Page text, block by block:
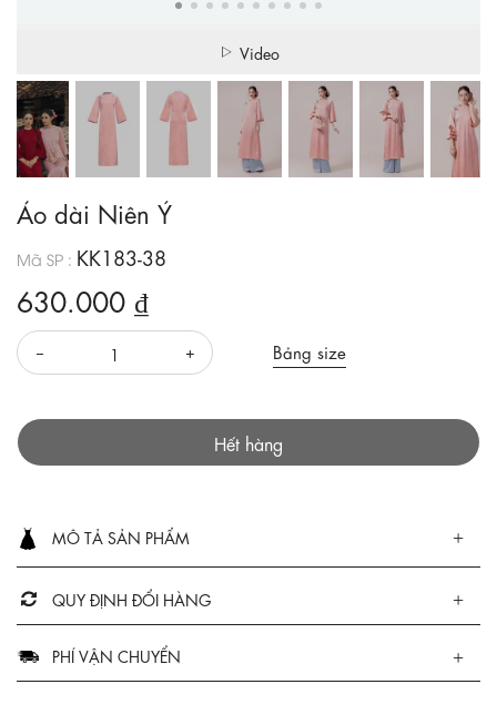
Video
Áo dài Niên Ý
Mã SP : KK183-38
630.000 ₫
Bảng size
Hết hàng
MÔ TẢ SẢN PHẨM
QUY ĐỊNH ĐỔI HÀNG
PHÍ VẬN CHUYỂN